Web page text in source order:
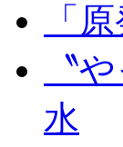
「
〝
水